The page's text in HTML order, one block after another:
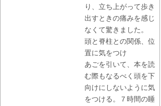
り、立ち上がって歩き
出すときの痛みを感じ
なくて驚きました。
頭と脊柱との関係、位
置に気をつけ
あごを引いて、本を読
む際もなるべく頭を下
向けにしないように気
をつける。７時間の睡